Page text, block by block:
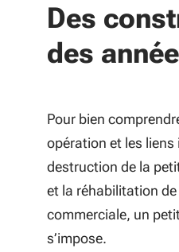
Des
des
Pour bien
opération et les
destruction de la
et la réhabilitation
commerciale, un
s’impose.